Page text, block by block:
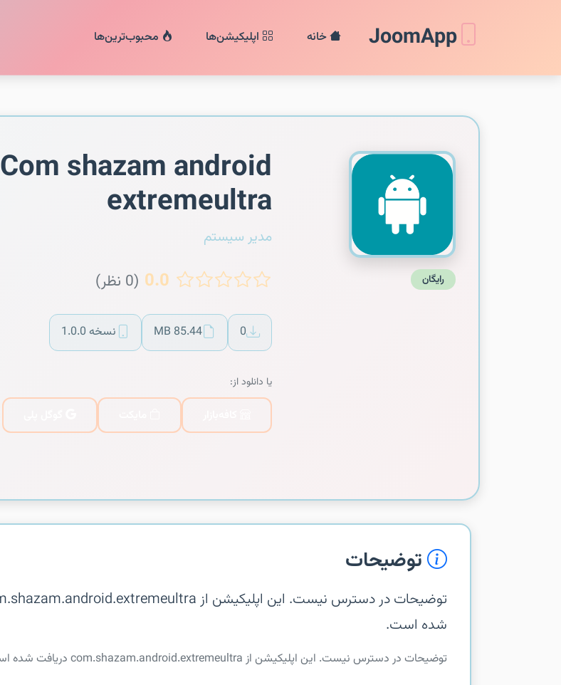
JoomApp خانه اپلیکیشن‌ها محبوب‌ترین‌ها
رایگان
Com shazam android
extremeultra
مدیر سیستم
0.0 (0 نظر)
0
85.44 MB نسخه 1.0.0
یا دانلود از:
توضیحات
شده است.
توضیحات در دسترس نیست. این اپلیکیشن از com.shazam.android.extremeultra دریافت شده است.